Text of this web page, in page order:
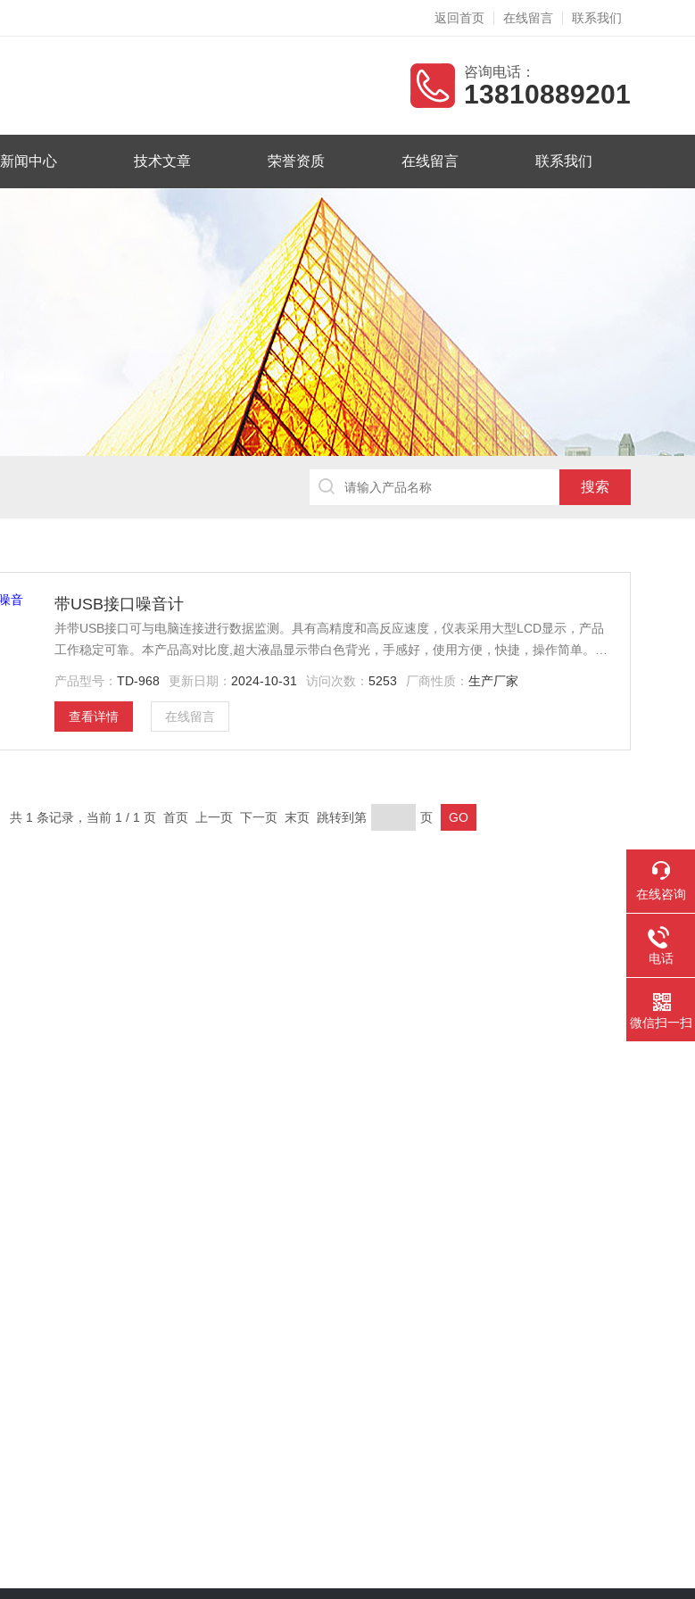
返回首页 在线留言 联系我们
咨询电话：
13810889201
新闻中心 技术文章 荣誉资质 在线留言 联系我们
带USB接口噪音计
并带USB接口可与电脑连接进行数据监测。具有高精度和高反应速度，仪表采用大型LCD显示，产品
工作稳定可靠。本产品高对比度,超大液晶显示带白色背光，手感好，使用方便，快捷，操作简单。
产品型号：TD-968 更新日期： 2024-10-31 访问次数：5253 厂商性质：生产厂家
查看详情 在线留言
共 1 条记录，当前 1 / 1 页 首页 上一页 下一页 末页 跳转到第 页
在线咨询
电话
微信扫一扫